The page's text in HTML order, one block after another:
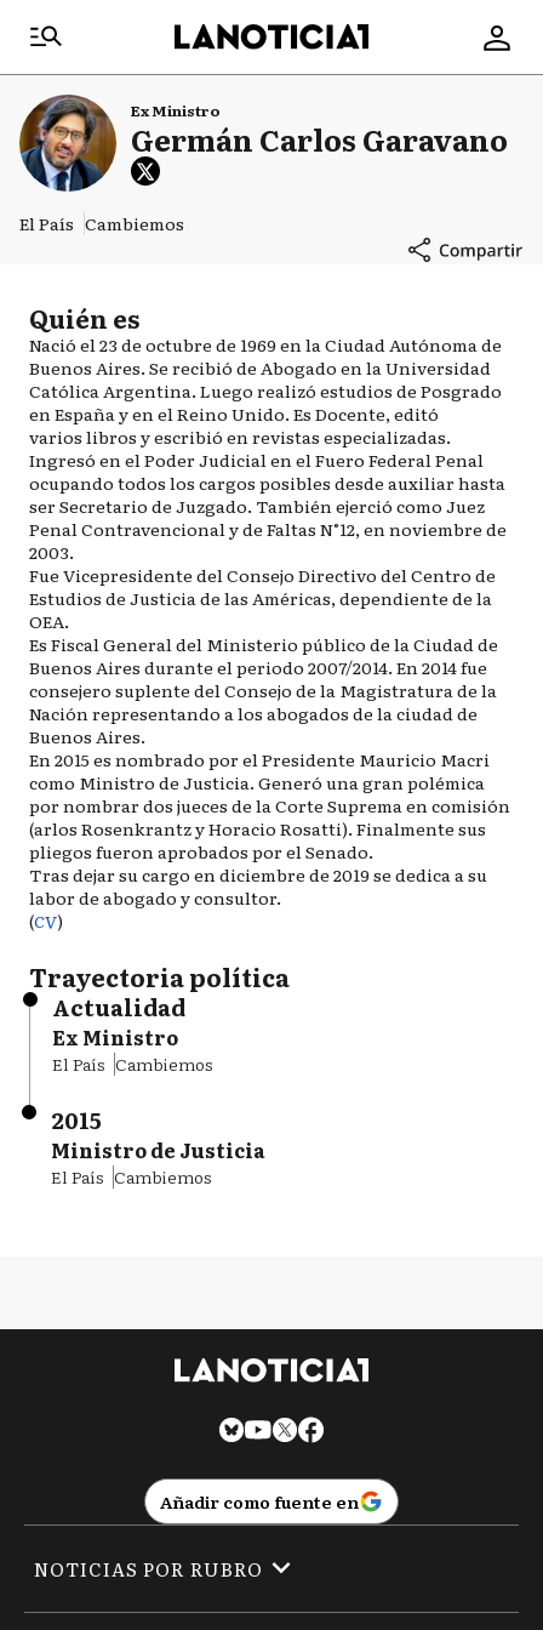
Ex Ministro
Germán Carlos Garavano
El País Cambiemos
Quién es
Nació el 23 de octubre de 1969 en la Ciudad Autónoma de
Buenos Aires. Se recibió de Abogado en la Universidad
Católica Argentina. Luego realizó estudios de Posgrado
en España y en el Reino Unido. Es Docente, editó
varios libros y escribió en revistas especializadas.
Ingresó en el Poder Judicial en el Fuero Federal Penal
ocupando todos los cargos posibles desde auxiliar hasta
ser Secretario de Juzgado. También ejerció como Juez
Penal Contravencional y de Faltas N°12, en noviembre de
2003.
Fue Vicepresidente del Consejo Directivo del Centro de
Estudios de Justicia de las Américas, dependiente de la
OEA.
Es Fiscal General del Ministerio público de la Ciudad de
Buenos Aires durante el periodo 2007/2014. En 2014 fue
consejero suplente del Consejo de la Magistratura de la
Nación representando a los abogados de la ciudad de
Buenos Aires.
En 2015 es nombrado por el Presidente Mauricio Macri
como Ministro de Justicia. Generó una gran polémica
por nombrar dos jueces de la Corte Suprema en comisión
(arlos Rosenkrantz y Horacio Rosatti). Finalmente sus
pliegos fueron aprobados por el Senado.
Tras dejar su cargo en diciembre de 2019 se dedica a su
labor de abogado y consultor.
(CV)
Trayectoria política
Actualidad
Ex Ministro
El País Cambiemos
2015
Ministro de Justicia
El País Cambiemos
Añadir como fuente en
NOTICIAS POR RUBRO